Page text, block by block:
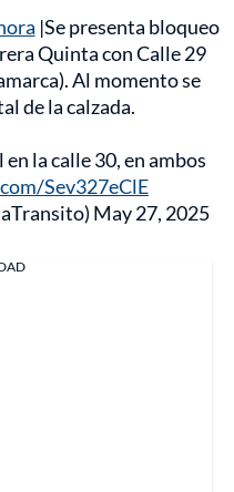
|Se presenta bloqueo
Quinta con Calle 29
Al momento se
de la calzada.
la calle 30, en ambos
Sev327eClE
May 27, 2025